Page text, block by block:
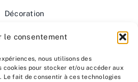
le consentement
nous utilisons des
cookies pour stocker et/ou accéder aux
Le fait de consentir à ces technologies
Décoration
artificielle
haut de
gamme